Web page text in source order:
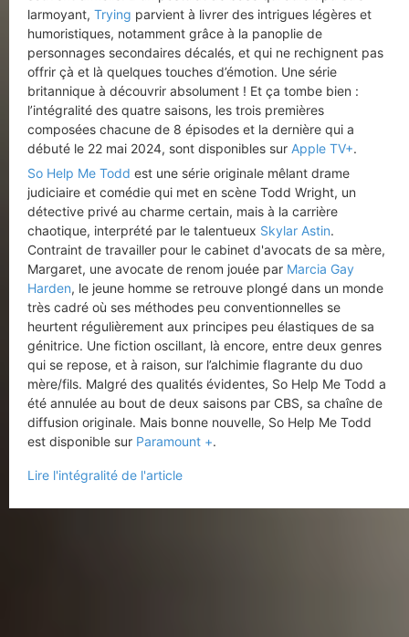
larmoyant, Trying parvient à livrer des intrigues légères et
humoristiques, notamment grâce à la panoplie de
personnages secondaires décalés, et qui ne rechignent pas
offrir çà et là quelques touches d’émotion. Une série
britannique à découvrir absolument ! Et ça tombe bien :
l’intégralité des quatre saisons, les trois premières
composées chacune de 8 épisodes et la dernière qui a
débuté le 22 mai 2024, sont disponibles sur Apple TV+.
So Help Me Todd est une série originale mêlant drame
judiciaire et comédie qui met en scène Todd Wright, un
détective privé au charme certain, mais à la carrière
chaotique, interprété par le talentueux Skylar Astin.
Contraint de travailler pour le cabinet d'avocats de sa mère,
Margaret, une avocate de renom jouée par Marcia Gay
Harden, le jeune homme se retrouve plongé dans un monde
très cadré où ses méthodes peu conventionnelles se
heurtent régulièrement aux principes peu élastiques de sa
génitrice. Une fiction oscillant, là encore, entre deux genres
qui se repose, et à raison, sur l’alchimie flagrante du duo
mère/fils. Malgré des qualités évidentes, So Help Me Todd a
été annulée au bout de deux saisons par CBS, sa chaîne de
diffusion originale. Mais bonne nouvelle, So Help Me Todd
est disponible sur Paramount +.
Lire l'intégralité de l'article